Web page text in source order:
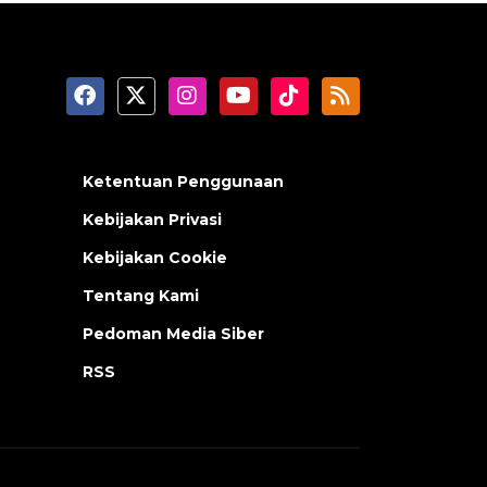
Ketentuan Penggunaan
Kebijakan Privasi
Kebijakan Cookie
Tentang Kami
Pedoman Media Siber
RSS